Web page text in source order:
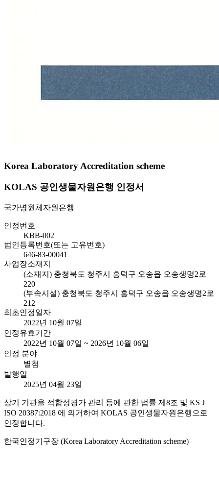
Korea Laboratory Accreditation scheme
KOLAS 공인생물자원은행 인정서
국가병원체자원은행
인정번호
KBB-002
법인등록번호(또는 고유번호)
646-83-00041
사업장소재지
(소재지) 충청북도 청주시 흥덕구 오송읍 오송생명2로
220
(부속시설) 충청북도 청주시 흥덕구 오송읍 오송생명2로
212
최초인정일자
2022년 10월 07일
인정유효기간
2022년 10월 07일 ~ 2026년 10월 06일
인정 분야
별첨
발행일
2025년 04월 23일
상기 기관을 적합성평가 관리 등에 관한 법률 제8조 및 KS J
ISO 20387:2018 에 의거하여 KOLAS 공인생물자원은행으로
인정합니다.
한국인정기구장 (Korea Laboratory Accreditation scheme)